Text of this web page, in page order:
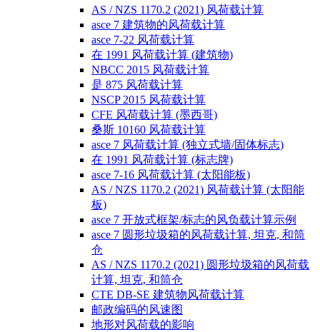
AS / NZS 1170.2 (2021) 风荷载计算
asce 7 建筑物的风荷载计算
asce 7-22 风荷载计算
在 1991 风荷载计算 (建筑物)
NBCC 2015 风荷载计算
是 875 风荷载计算
NSCP 2015 风荷载计算
CFE 风荷载计算 (墨西哥)
桑斯 10160 风荷载计算
asce 7 风荷载计算 (独立式墙/固体标志)
在 1991 风荷载计算 (标志牌)
asce 7-16 风荷载计算 (太阳能板)
AS / NZS 1170.2 (2021) 风荷载计算 (太阳能
板)
asce 7 开放式框架/标志的风负载计算示例
asce 7 圆形垃圾箱的风荷载计算, 坦克, 和筒
仓
AS / NZS 1170.2 (2021) 圆形垃圾箱的风荷载
计算, 坦克, 和筒仓
CTE DB-SE 建筑物风荷载计算
邮政编码的风速图
地形对风荷载的影响